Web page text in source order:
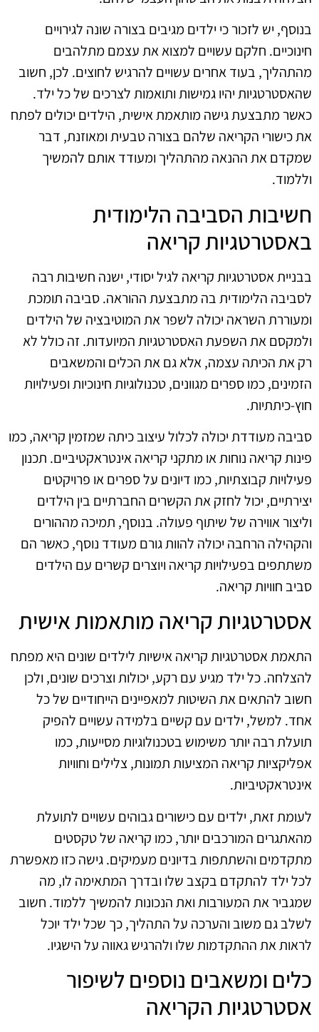
בנוסף, יש לזכור כי ילדים מגיבים בצורה שונה לגירויים
חינוכיים. חלקם עשויים למצוא את עצמם מתלהבים
מהתהליך, בעוד אחרים עשויים להרגיש לחוצים. לכן, חשוב
שהאסטרטגיות יהיו גמישות ותואמות לצרכים של כל ילד.
כאשר מתבצעת גישה מותאמת אישית, הילדים יכולים לפתח
את כישורי הקריאה שלהם בצורה טבעית ומאוזנת, דבר
שמקדם את ההנאה מהתהליך ומעודד אותם להמשיך
וללמוד.
חשיבות הסביבה הלימודית
באסטרטגיות קריאה
בבניית אסטרטגיות קריאה לגיל יסודי, ישנה חשיבות רבה
לסביבה הלימודית בה מתבצעת ההוראה. סביבה תומכת
ומעוררת השראה יכולה לשפר את המוטיבציה של הילדים
ולמקסם את השפעת האסטרטגיות המיועדות. זה כולל לא
רק את הכיתה עצמה, אלא גם את הכלים והמשאבים
הזמינים, כמו ספרים מגוונים, טכנולוגיות חינוכיות ופעילויות
חוץ-כיתתיות.
סביבה מעודדת יכולה לכלול עיצוב כיתה שמזמין קריאה, כמו
פינות קריאה נוחות או מתקני קריאה אינטראקטיביים. תכנון
פעילויות קבוצתיות, כמו דיונים על ספרים או פרויקטים
יצירתיים, יכול לחזק את הקשרים החברתיים בין הילדים
וליצור אווירה של שיתוף פעולה. בנוסף, תמיכה מההורים
והקהילה הרחבה יכולה להוות גורם מעודד נוסף, כאשר הם
משתתפים בפעילויות קריאה ויוצרים קשרים עם הילדים
סביב חוויות קריאה.
אסטרטגיות קריאה מותאמות אישית
התאמת אסטרטגיות קריאה אישיות לילדים שונים היא מפתח
להצלחה. כל ילד מגיע עם רקע, יכולות וצרכים שונים, ולכן
חשוב להתאים את השיטות למאפיינים הייחודיים של כל
אחד. למשל, ילדים עם קשיים בלמידה עשויים להפיק
תועלת רבה יותר משימוש בטכנולוגיות מסייעות, כמו
אפליקציות קריאה המציעות תמונות, צלילים וחוויות
אינטראקטיביות.
לעומת זאת, ילדים עם כישורים גבוהים עשויים לתועלת
מהאתגרים המורכבים יותר, כמו קריאה של טקסטים
מתקדמים והשתתפות בדיונים מעמיקים. גישה כזו מאפשרת
לכל ילד להתקדם בקצב שלו ובדרך המתאימה לו, מה
שמגביר את המעורבות ואת הנכונות להמשיך ללמוד. חשוב
לשלב גם משוב והערכה על התהליך, כך שכל ילד יוכל
לראות את ההתקדמות שלו ולהרגיש גאווה על הישגיו.
כלים ומשאבים נוספים לשיפור
אסטרטגיות הקריאה